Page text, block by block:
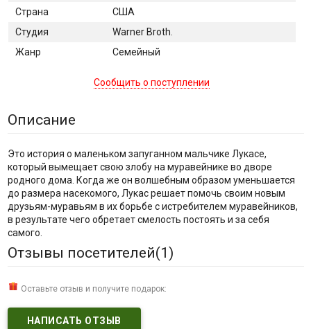
Страна
США
Студия
Warner Broth.
Жанр
Семейный
Сообщить о поступлении
Описание
Это история о маленьком запуганном мальчике Лукасе,
который вымещает свою злобу на муравейнике во дворе
родного дома. Когда же он волшебным образом уменьшается
до размера насекомого, Лукас решает помочь своим новым
друзьям-муравьям в их борьбе с истребителем муравейников,
в результате чего обретает смелость постоять и за себя
самого.
Отзывы посетителей(1)
Оставьте отзыв и получите подарок:
НАПИСАТЬ ОТЗЫВ